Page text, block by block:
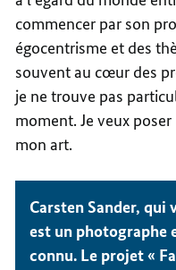
commencer par son
égocentrisme et des
souvent au cœur des
je ne trouve pas
moment. Je veux
mon art.
Carsten Sander, qui
est un photographe
connu. Le projet «